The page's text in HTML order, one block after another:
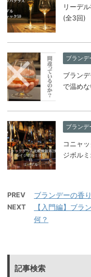
リーデ
(全3回)
ブランデ
ブラン
で温め
ブランデ
コニャ
ジボル
PREV ブランデーの香
NEXT
【入門編】ブラ
何？
記事検索